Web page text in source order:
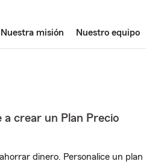
Nuestra misión Nuestro equipo
a crear un Plan Precio
dinero. Personalice un plan